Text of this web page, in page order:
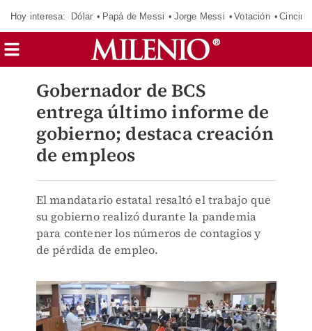
Hoy interesa: Dólar Papá de Messi Jorge Messi Votación
Gobernador de BCS
entrega último informe de
gobierno; destaca creación
de empleos
El mandatario estatal resaltó el trabajo que
su gobierno realizó durante la pandemia
para contener los números de contagios y
de pérdida de empleo.